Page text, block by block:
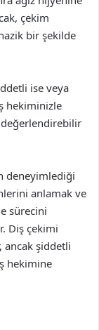
çekim
bir şekilde
ise veya
hekiminizle
deneyimlediği
anlamak ve
sürecini
Diş çekimi
ancak şiddetli
hekimine